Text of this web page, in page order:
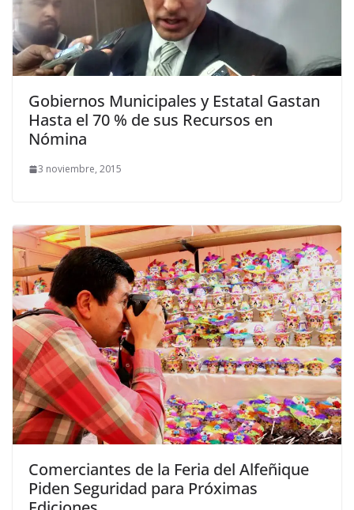
Gobiernos Municipales y Estatal Gastan
Hasta el 70 % de sus Recursos en
Nómina
3 noviembre, 2015
Comerciantes de la Feria del Alfeñique
Piden Seguridad para Próximas